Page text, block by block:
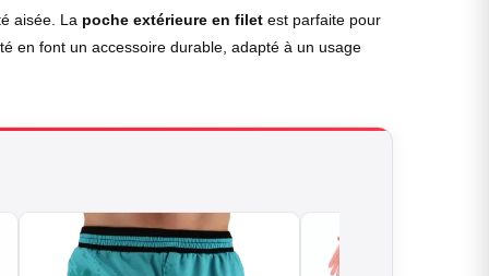
aisée. La poche extérieure en filet est parfaite pour
en font un accessoire durable, adapté à un usage